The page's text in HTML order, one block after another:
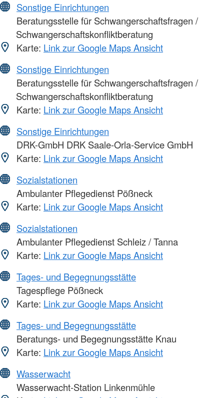
Sonstige Einrichtungen
Beratungsstelle für Schwangerschaftsfragen /
Schwangerschaftskonfliktberatung
Karte: Link zur Google Maps Ansicht
Sonstige Einrichtungen
Beratungsstelle für Schwangerschaftsfragen /
Schwangerschaftskonfliktberatung
Karte: Link zur Google Maps Ansicht
Sonstige Einrichtungen
DRK-GmbH DRK Saale-Orla-Service GmbH
Karte: Link zur Google Maps Ansicht
Sozialstationen
Ambulanter Pflegedienst Pößneck
Karte: Link zur Google Maps Ansicht
Sozialstationen
Ambulanter Pflegedienst Schleiz / Tanna
Karte: Link zur Google Maps Ansicht
Tages- und Begegnungsstätte
Tagespflege Pößneck
Karte: Link zur Google Maps Ansicht
Tages- und Begegnungsstätte
Beratungs- und Begegnungsstätte Knau
Karte: Link zur Google Maps Ansicht
Wasserwacht
Wasserwacht-Station Linkenmühle